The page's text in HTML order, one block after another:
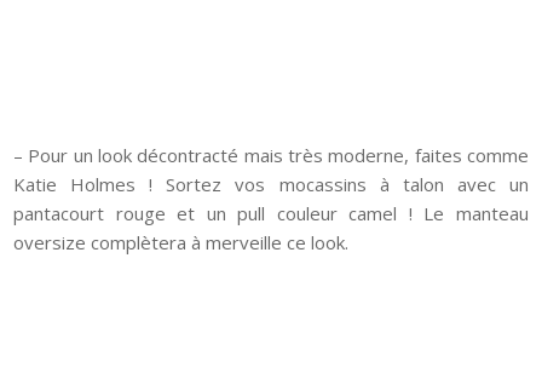
– Pour un look décontracté mais très moderne, faites comme
Katie Holmes ! Sortez vos mocassins à talon avec un
pantacourt rouge et un pull couleur camel ! Le manteau
oversize complètera à merveille ce look.